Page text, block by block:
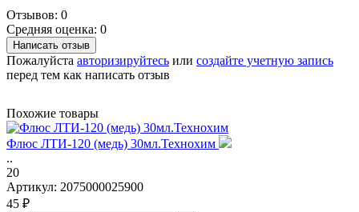
Отзывов: 0
Средняя оценка: 0
Написать отзыв
Пожалуйста авторизируйтесь или создайте учетную запись
перед тем как написать отзыв
Похожие товары
Флюс ЛТИ-120 (медь) 30мл.Технохим
..
20
Артикул: 2075000025900
45 ₽